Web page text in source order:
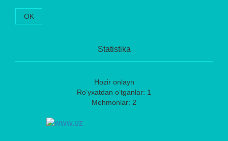
OK
Statistika
Hozir onlayn
Ro‘yxatdan o‘tganlar: 1
Mehmonlar: 2